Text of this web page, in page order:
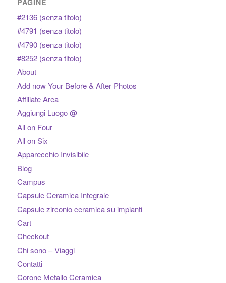
#2136 (senza titolo)
#4791 (senza titolo)
#4790 (senza titolo)
#8252 (senza titolo)
About
Add now Your Before & After Photos
Affiliate Area
Aggiungi Luogo@
All on Four
All on Six
Apparecchio Invisibile
Blog
Campus
Capsule Ceramica Integrale
Capsule zirconio ceramica su impianti
Cart
Checkout
Chi sono – Viaggi
Contatti
Corone Metallo Ceramica